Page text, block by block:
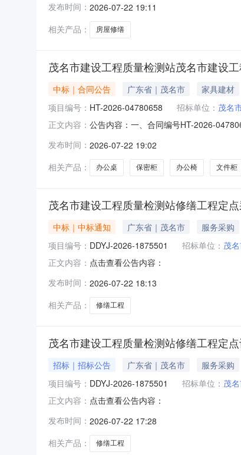
凌建设工程有限公司地址：茂名市电白
发布时间： 2026-07-22 19:11
相关产品：
房屋修缮
茂名市建设工程质量检测站茂名市建设
中标｜合同公告 广东省｜茂名市 家具建材
项目编号： HT-2026-04780658 招标单位： 茂名
正文内容： 公告内容：一、合同编号HT-2026-
2889597供应商(乙方)：茂名市茂南区圣
发布时间： 2026-07-22 19:02
相关产品：
办公桌 保密柜 办公椅 文件柜
茂名市建设工程质量检测站修缮工程定
中标｜中标通知 广东省｜茂名市 服务采购
项目编号： DDYJ-2026-1875501 招标单位： 茂
正文内容： 点击查看公告内容：
发布时间： 2026-07-22 18:13
相关产品：
修缮工程
茂名市建设工程质量检测站修缮工程定
招标｜招标公告 广东省｜茂名市 服务采购
项目编号： DDYJ-2026-1875501 招标单位： 茂
正文内容： 点击查看公告内容：
发布时间： 2026-07-22 17:28
相关产品：
修缮工程